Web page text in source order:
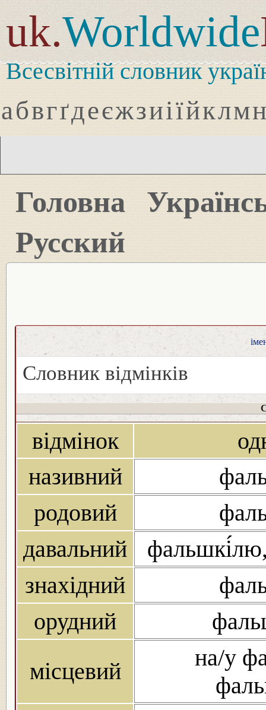
uk.Worldwide
Всесвітній словник
абвгґдеєжзиіїйклмн
Головна
Русский
Словник відмінків
відмінок
називний
родовий
давальний
знахідний
орудний
місцевий
на/у